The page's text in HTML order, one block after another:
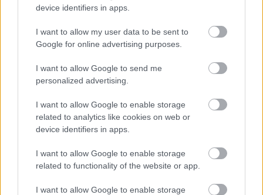
device identifiers in apps.
I want to allow my user data to be sent to
Google for online advertising purposes.
I want to allow Google to send me
personalized advertising.
I want to allow Google to enable storage
related to analytics like cookies on web or
device identifiers in apps.
I want to allow Google to enable storage
related to functionality of the website or app.
I want to allow Google to enable storage
Rasak (Ljujic, 78.), Ademi (Fiola, 57.) – Matko,
Brodic
Kovácsik - Lenzsér, Kinyik, Szekszárdi - Osváth,
Papp, Gyurkits (Windecker, 79.), Horváth Ke. (Hinora,
Korábban:
ZTE - ETO FC 1-1